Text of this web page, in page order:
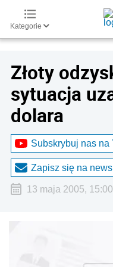
Kategorie
Złoty
sytuacja
dolara
Subskrybuj nas na
Zapisz się na
13 maja 2005, 15:00